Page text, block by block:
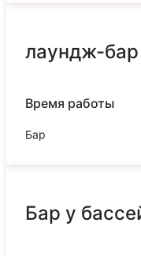
лаундж-
Время работы
Бар
Бар у